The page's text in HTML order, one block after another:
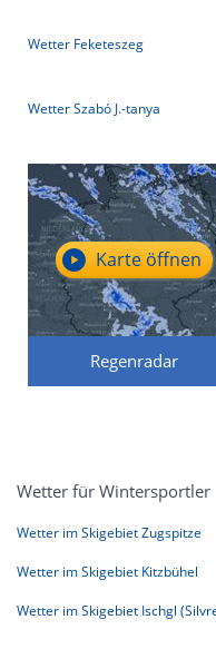
Wetter Feketeszeg
Wetter Szabó J.-tanya
Regenradar
Karte öffnen
Wetter für Wintersportler
Wetter im Skigebiet Zugspitze
Wetter im Skigebiet Kitzbühel
Wetter im Skigebiet Ischgl